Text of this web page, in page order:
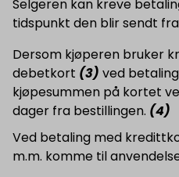
Selgeren kan kreve
tidspunkt den blir sendt
Dersom kjøperen bruker
debetkort (3) ved
kjøpesummen på kortet
dager fra bestillingen. (4)
Ved betaling med
m.m. komme til